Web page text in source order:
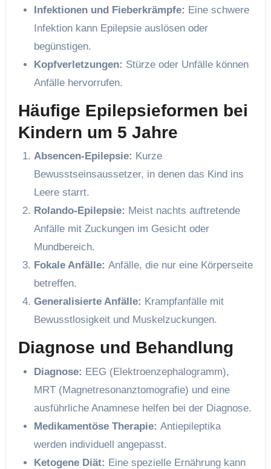
Infektionen und Fieberkrämpfe: Eine schwere
Infektion kann Epilepsie auslösen oder
begünstigen.
Kopfverletzungen: Stürze oder Unfälle können
Anfälle hervorrufen.
Häufige Epilepsieformen bei
Kindern um 5 Jahre
Absencen-Epilepsie: Kurze
Bewusstseinsaussetzer, in denen das Kind ins
Leere starrt.
Rolando-Epilepsie: Meist nachts auftretende
Anfälle mit Zuckungen im Gesicht oder
Mundbereich.
Fokale Anfälle: Anfälle, die nur eine Körperseite
betreffen.
Generalisierte Anfälle: Krampfanfälle mit
Bewusstlosigkeit und Muskelzuckungen.
Diagnose und Behandlung
Diagnose: EEG (Elektroenzephalogramm),
MRT (Magnetresonanztomografie) und eine
ausführliche Anamnese helfen bei der Diagnose.
Medikamentöse Therapie: Antiepileptika
werden individuell angepasst.
Ketogene Diät: Eine spezielle Ernährung kann